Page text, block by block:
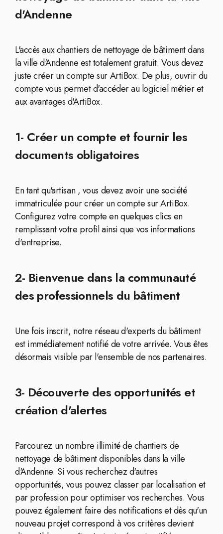
d'Andenne
L'accès aux chantiers de nettoyage de bâtiment dans
la ville d'Andenne est totalement gratuit. Vous devez
juste créer un compte sur ArtiBox. De plus, ouvrir du
compte vous permet d'accéder au logiciel métier et
aux avantages d'ArtiBox.
1- Créer un compte et fournir les
documents obligatoires
En tant qu'artisan , vous devez avoir une société
immatriculée pour créer un compte sur ArtiBox.
Configurez votre compte en quelques clics en
remplissant votre profil ainsi que vos informations
d'entreprise.
2- Bienvenue dans la communauté
des professionnels du bâtiment
Une fois inscrit, notre réseau d'experts du bâtiment
est immédiatement notifié de votre arrivée. Vous êtes
désormais visible par l'ensemble de nos partenaires.
3- Découverte des opportunités et
création d'alertes
Parcourez un nombre illimité de chantiers de
nettoyage de bâtiment disponibles dans la ville
d'Andenne. Si vous recherchez d'autres
opportunités, vous pouvez classer par localisation et
par profession pour optimiser vos recherches. Vous
pouvez également faire des notifications et dès qu'un
nouveau projet correspond à vos critères devient